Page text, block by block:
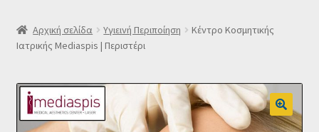
SLIDER
Δελτίο νέων
Αρχική σελίδα Υγιεινή Περιποίηση
Κέντρο Κοσμητικής
Ιατρικής Mediaspis | Περιστέρι